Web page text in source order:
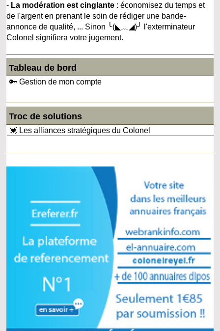
- La modération est cinglante : économisez du temps et
de l'argent en prenant le soin de rédiger une bande-
annonce de qualité, ... Sinon ╰(◣﹏◢)╯ l'exterminateur
Colonel signifiera votre jugement.
Tableau de bord
🔑 Gestion de mon compte
Troc de solutions
💓 Les alliances stratégiques du Colonel